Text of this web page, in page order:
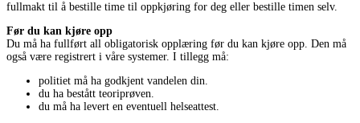
fullmakt til å bestille time til oppkjøring for deg eller bestille timen selv.
Før du kan kjøre opp
Du må ha fullført all obligatorisk opplæring før du kan kjøre opp. Den må
også være registrert i våre systemer. I tillegg må:
politiet må ha godkjent vandelen din.
du ha bestått teoriprøven.
du må ha levert en eventuell helseattest.